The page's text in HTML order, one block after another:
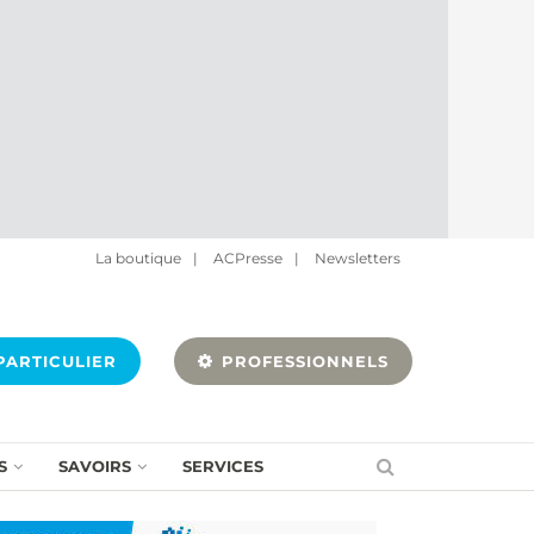
La boutique | ACPresse | Newsletters
PROFESSIONNELS
SAVOIRS SERVICES